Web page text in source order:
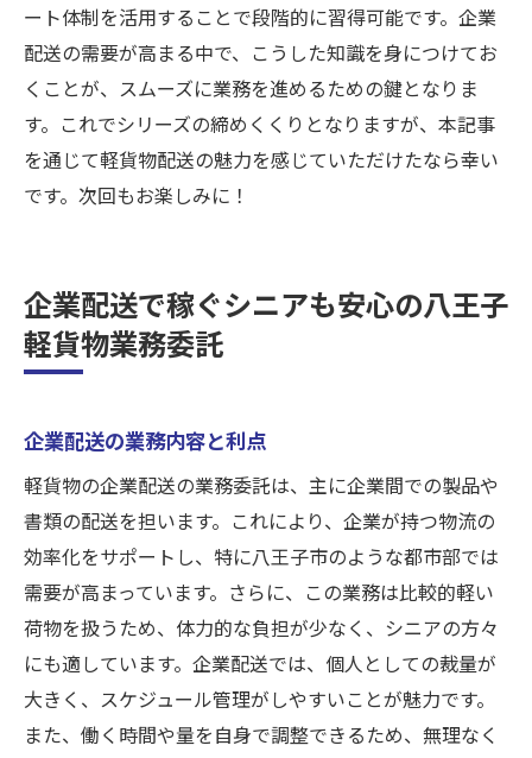
ート体制を活用することで段階的に習得可能です。企業
配送の需要が高まる中で、こうした知識を身につけてお
くことが、スムーズに業務を進めるための鍵となりま
す。これでシリーズの締めくくりとなりますが、本記事
を通じて軽貨物配送の魅力を感じていただけたなら幸い
です。次回もお楽しみに！
企業配送で稼ぐシニアも安心の八王子
軽貨物業務委託
企業配送の業務内容と利点
軽貨物の企業配送の業務委託は、主に企業間での製品や
書類の配送を担います。これにより、企業が持つ物流の
効率化をサポートし、特に八王子市のような都市部では
需要が高まっています。さらに、この業務は比較的軽い
荷物を扱うため、体力的な負担が少なく、シニアの方々
にも適しています。企業配送では、個人としての裁量が
大きく、スケジュール管理がしやすいことが魅力です。
また、働く時間や量を自身で調整できるため、無理なく